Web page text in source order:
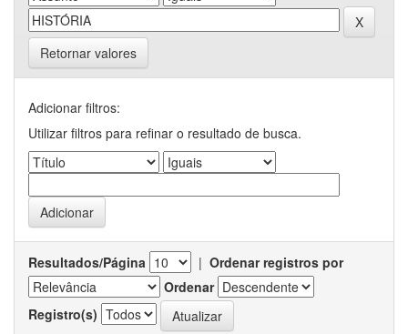
Retornar valores
Adicionar filtros:
Utilizar filtros para refinar o resultado de busca.
Resultados/Página | Ordenar registros por
Ordenar
Registro(s)